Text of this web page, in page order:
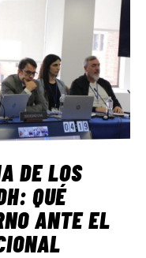
DE LOS
QUÉ
ANTE EL